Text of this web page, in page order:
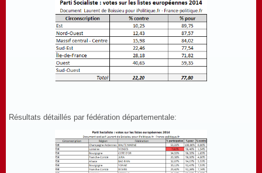
Résultats détaillés par fédération départementale: